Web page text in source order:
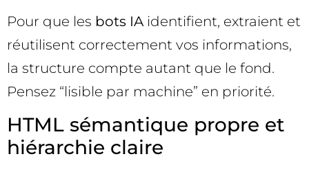
Pour que les bots IAidentifient, extraient et
réutilisent correctement vos informations,
la structure compte autant que le fond.
Pensez “lisible par machine” en priorité.
HTML sémantique propre et
hiérarchie claire